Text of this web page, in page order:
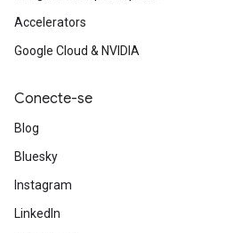
Accelerators
Google Cloud & NVIDIA
Conecte-se
Blog
Bluesky
Instagram
LinkedIn